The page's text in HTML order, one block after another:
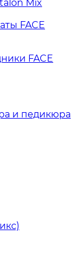
Mix
FACE
FACE
и педикюра